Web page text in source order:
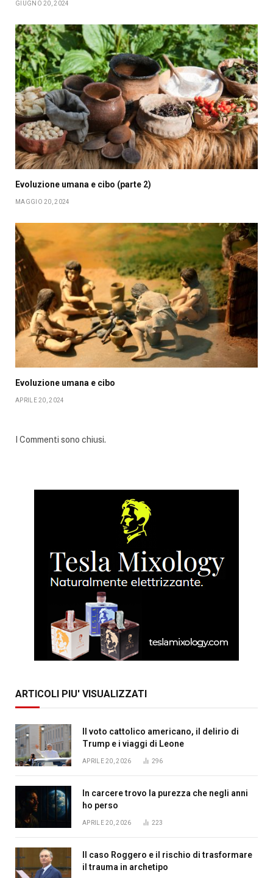
GIUGNO 20, 2024
Evoluzione umana e cibo (parte 2)
MAGGIO 20, 2024
Evoluzione umana e cibo
APRILE 20, 2024
I Commenti sono chiusi.
ARTICOLI PIU' VISUALIZZATI
Il voto cattolico americano, il delirio di
Trump e i viaggi di Leone
APRILE 20, 2026 296
In carcere trovo la purezza che negli anni
ho perso
APRILE 20, 2026 223
Il caso Roggero e il rischio di trasformare
il trauma in archetipo